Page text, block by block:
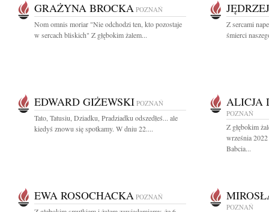
GRAŻYNA BROCKA POZNAŃ
Nom omnis moriar "Nie odchodzi ten, kto pozostaje
w sercach bliskich" Z głębokim żalem...
Z sercami
śmierci
EDWARD GIŻEWSKI POZNAŃ
Tato, Tatusiu, Dziadku, Pradziadku odszedłeś... ale
kiedyś znowu się spotkamy. W dniu 22....
ALICJA
POZNAŃ
Z głębokim
września 2022
Babcia...
EWA ROSOCHACKA POZNAŃ
POZNAŃ